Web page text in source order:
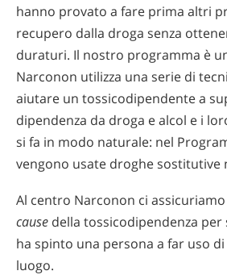
hanno provato a fare prima altri
recupero dalla droga senza
duraturi. Il nostro programma è
Narconon utilizza una serie di
aiutare un tossicodipendente a
dipendenza da droga e alcol e i
si fa in modo naturale: nel
vengono usate droghe sostitutive
Al centro Narconon ci
cause della tossicodipendenza per
ha spinto una persona a far uso
luogo.